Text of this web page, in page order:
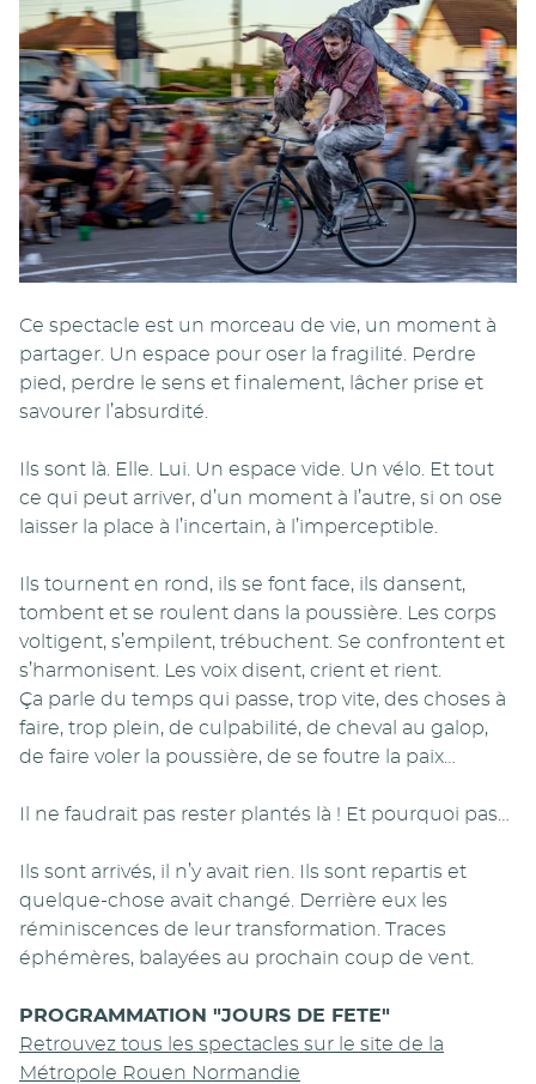
Ce spectacle est un morceau de vie, un moment à
partager. Un espace pour oser la fragilité. Perdre
pied, perdre le sens et finalement, lâcher prise et
savourer l’absurdité.
Ils sont là. Elle. Lui. Un espace vide. Un vélo. Et tout
ce qui peut arriver, d’un moment à l’autre, si on ose
laisser la place à l’incertain, à l’imperceptible.
Ils tournent en rond, ils se font face, ils dansent,
tombent et se roulent dans la poussière. Les corps
voltigent, s’empilent, trébuchent. Se confrontent et
s’harmonisent. Les voix disent, crient et rient.
Ça parle du temps qui passe, trop vite, des choses à
faire, trop plein, de culpabilité, de cheval au galop,
de faire voler la poussière, de se foutre la paix…
Il ne faudrait pas rester plantés là ! Et pourquoi pas…
Ils sont arrivés, il n’y avait rien. Ils sont repartis et
quelque-chose avait changé. Derrière eux les
réminiscences de leur transformation. Traces
éphémères, balayées au prochain coup de vent.
PROGRAMMATION "JOURS DE FETE"
Retrouvez tous les spectacles sur le site de la
Métropole Rouen Normandie